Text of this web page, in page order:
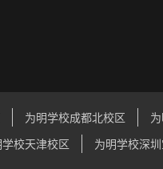
为明学校成都北校区
学校天津校区 为明学校深